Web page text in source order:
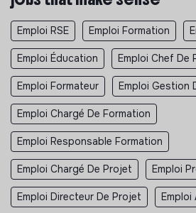
Emploi RSE Emploi Formation
Emploi Éducation Emploi Chef De
Emploi Formateur Emploi Gestion
Emploi Chargé De Formation
Emploi Responsable Formation
Emploi Chargé De Projet Emploi
Emploi Directeur De Projet Emploi